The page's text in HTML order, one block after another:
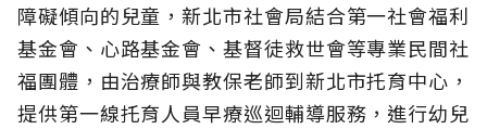
障礙傾向的兒童，新北市社會局結合第一社會福利
基金會、心路基金會、基督徒救世會等專業民間社
福團體，由治療師與教保老師到新北市托育中心，
提供第一線托育人員早療巡迴輔導服務，進行幼兒